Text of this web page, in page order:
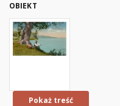
OBIEKT
Pokaż treść